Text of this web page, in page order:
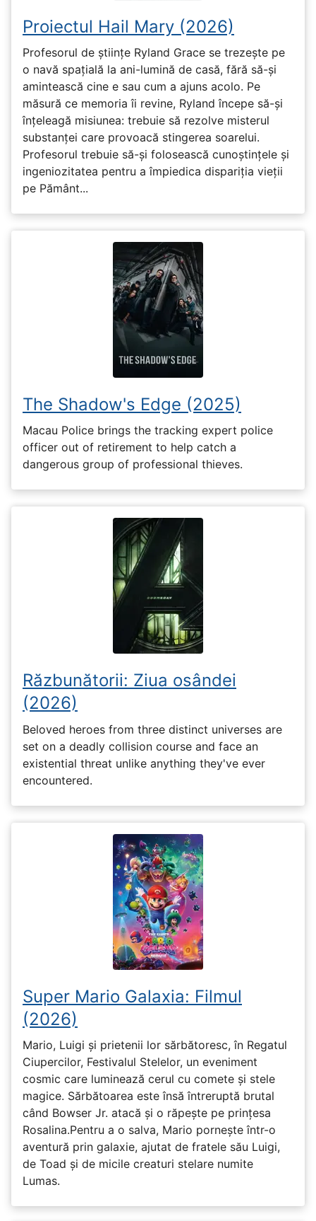
Proiectul Hail Mary (2026)
Profesorul de științe Ryland Grace se trezește pe
o navă spațială la ani-lumină de casă, fără să-și
amintească cine e sau cum a ajuns acolo. Pe
măsură ce memoria îi revine, Ryland începe să-și
înțeleagă misiunea: trebuie să rezolve misterul
substanței care provoacă stingerea soarelui.
Profesorul trebuie să-și folosească cunoștințele și
ingeniozitatea pentru a împiedica dispariția vieții
pe Pământ...
The Shadow's Edge (2025)
Macau Police brings the tracking expert police
officer out of retirement to help catch a
dangerous group of professional thieves.
Răzbunătorii: Ziua osândei
(2026)
Beloved heroes from three distinct universes are
set on a deadly collision course and face an
existential threat unlike anything they've ever
encountered.
Super Mario Galaxia: Filmul
(2026)
Mario, Luigi și prietenii lor sărbătoresc, în Regatul
Ciupercilor, Festivalul Stelelor, un eveniment
cosmic care luminează cerul cu comete și stele
magice. Sărbătoarea este însă întreruptă brutal
când Bowser Jr. atacă și o răpește pe prinţesa
Rosalina.Pentru a o salva, Mario pornește într-o
aventură prin galaxie, ajutat de fratele său Luigi,
de Toad și de micile creaturi stelare numite
Lumas.